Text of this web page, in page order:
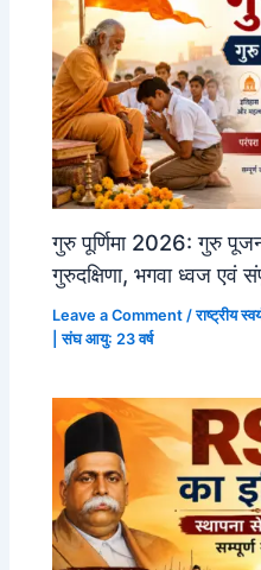
गुरु पूर्णिमा 2026: गुरु
गुरुदक्षिणा, भगवा ध्वज एवं
Leave a Comment /राष्ट्रीय
| संघ आयु: 23 वर्ष